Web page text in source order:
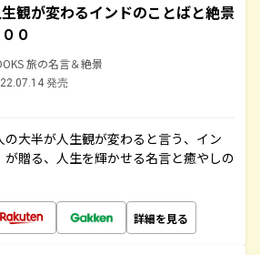
観が変わるインドのことばと絶景
０
旅の名言＆絶景
発売
大半が人生観が変わると言う、イン
が贈る、人生を輝かせる名言と癒やしの
詳細を見る